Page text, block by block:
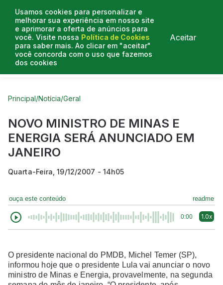
Usamos cookies para personalizar e
melhorar sua experiência em nosso site
e aprimorar a oferta de anúncios para
você. Visite nossa Política de Cookies
para saber mais. Ao clicar em "aceitar"
você concorda com o uso que fazemos
dos cookies
Aceitar
Curtas do Poder
Principal/Notícia/Geral
NOVO MINISTRO DE MINAS E
ENERGIA SERÁ ANUNCIADO EM
JANEIRO
Quarta-Feira, 19/12/2007 - 14h05
ouça este conteúdo readme
0:00 1.0x
O presidente nacional do PMDB, Michel Temer (SP),
informou hoje que o presidente Lula vai anunciar o novo
ministro de Minas e Energia, provavelmente, na segunda